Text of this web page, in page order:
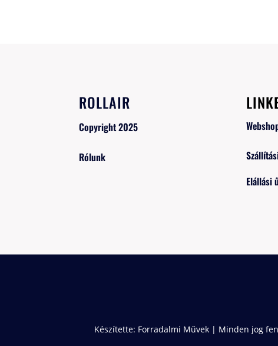
ROLLAIR
Copyright 2025
Rólunk
Elállási
Készítette: Forradalmi Művek | Minden jog